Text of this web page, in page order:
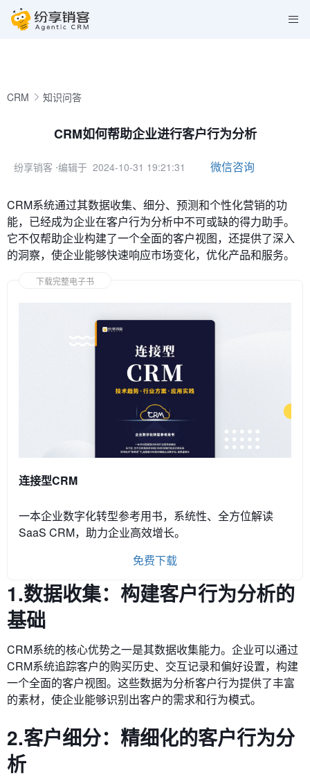
CRM 知识问答
CRM如何帮助企业进行客户行为分析
纷享销客 ⋅编辑于 2024-10-31 19:21:31 微信咨询
CRM系统通过其数据收集、细分、预测和个性化营销的功
能，已经成为企业在客户行为分析中不可或缺的得力助手。
它不仅帮助企业构建了一个全面的客户视图，还提供了深入
的洞察，使企业能够快速响应市场变化，优化产品和服务。
下载完整电子书
连接型CRM
一本企业数字化转型参考用书，系统性、全方位解读
SaaS CRM，助力企业高效增长。
免费下载
1.数据收集：构建客户行为分析的
基础
CRM系统的核心优势之一是其数据收集能力。企业可以通过
CRM系统追踪客户的购买历史、交互记录和偏好设置，构建
一个全面的客户视图。这些数据为分析客户行为提供了丰富
的素材，使企业能够识别出客户的需求和行为模式。
2.客户细分：精细化的客户行为分
析